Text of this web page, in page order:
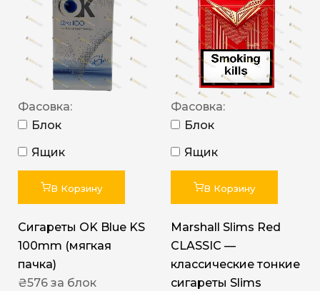
Фасовка:
Блок
Ящик
В Корзину
Сигареты OK Blue KS
100mm (мягкая
пачка)
₴576 за блок
Фасовка:
Блок
Ящик
В Корзину
Marshall Slims Red
CLASSIC —
классические тонкие
сигареты Slims